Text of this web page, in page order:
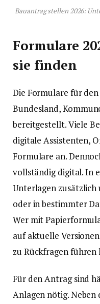
Bauantrag stellen 2026:
Formulare
sie finden
Die Formulare für
Bundesland,
bereitgestellt. Viele
digitale Assistenten,
Formulare an.
vollständig digital. In
Unterlagen
oder in bestimmter
Wer mit
auf aktuelle
zu Rückfragen führen
Für den Antrag sind
Anlagen nötig.